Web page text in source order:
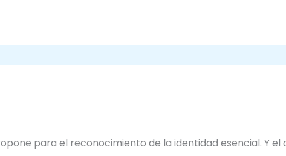
para el reconocimiento de la identidad esencial. Y